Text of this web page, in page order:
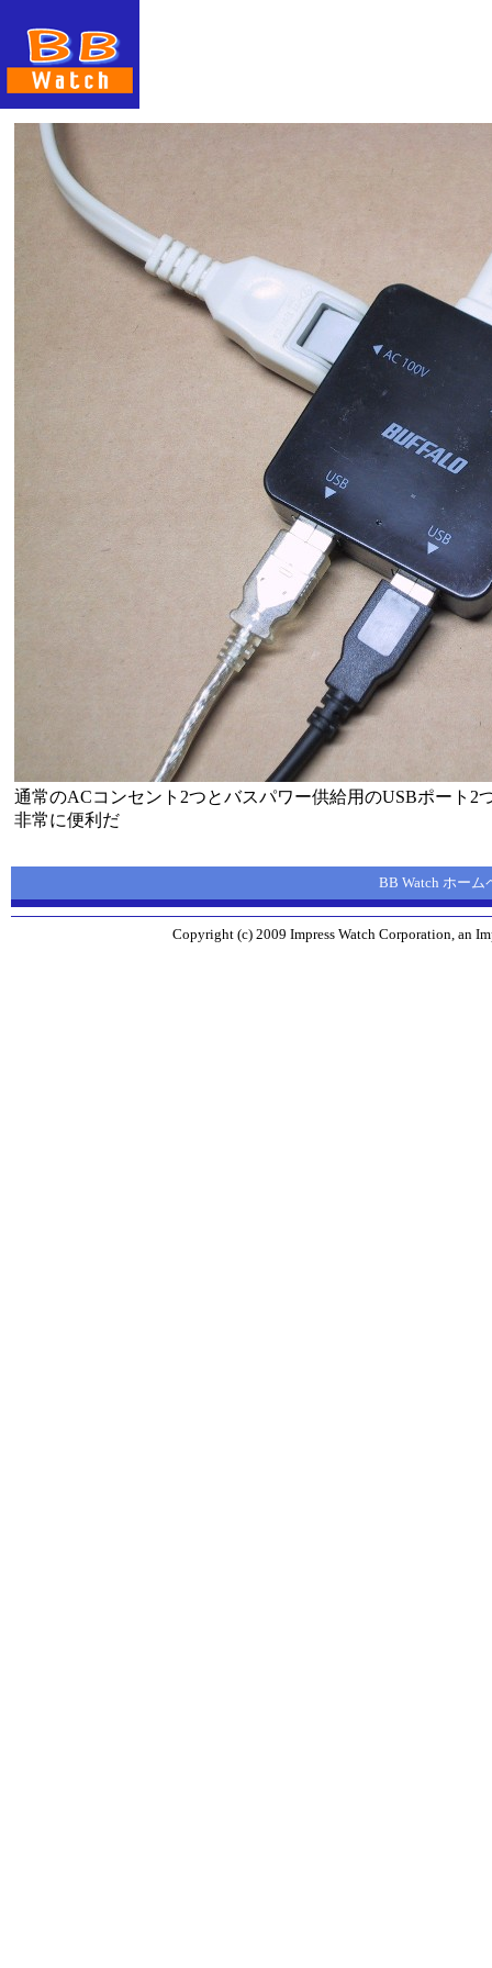
通常のACコンセント2つとバスパワー供給用のUSBポート
非常に便利だ
BB Watch ホーム
Copyright (c) 2009 Impress Watch Corporation, an